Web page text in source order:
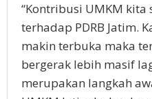
“Kontribusi UMKM kita
terhadap PDRB Jatim.
makin terbuka maka
bergerak lebih masif
merupakan langkah